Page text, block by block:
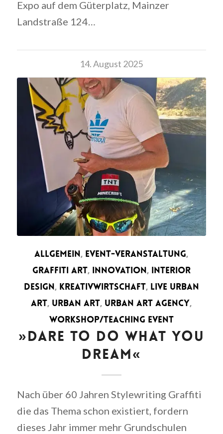
Expo auf dem Güterplatz, Mainzer
Landstraße 124…
14. August 2025
ALLGEMEIN, EVENT-VERANSTALTUNG,
GRAFFITI ART, INNOVATION, INTERIOR
DESIGN, KREATIVWIRTSCHAFT, LIVE URBAN
ART, URBAN ART, URBAN ART AGENCY,
WORKSHOP/TEACHING EVENT
»DARE TO DO WHAT YOU
DREAM«
Nach über 60 Jahren Stylewriting Graffiti
die das Thema schon existiert, fordern
dieses Jahr immer mehr Grundschulen